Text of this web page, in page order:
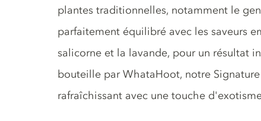
plantes traditionnelles, notamment le
parfaitement équilibré avec les saveurs
salicorne et la lavande, pour un résultat
bouteille par WhataHoot, notre
rafraîchissant avec une touche